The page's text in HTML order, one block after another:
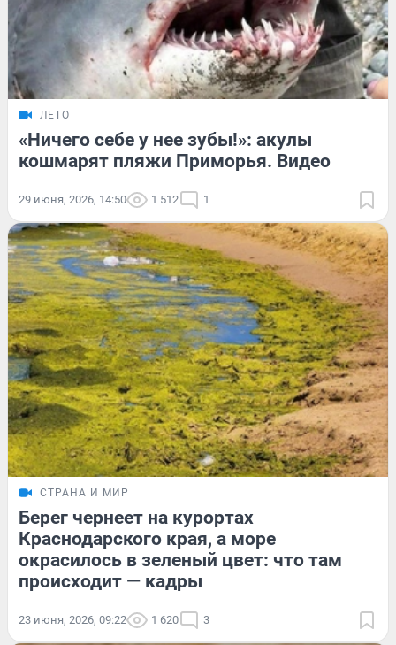
ЛЕТО
«Ничего себе у нее зубы!»: акулы
кошмарят пляжи Приморья. Видео
29 июня, 2026, 14:50 1 512 1
СТРАНА И МИР
Берег чернеет на курортах
Краснодарского края, а море
окрасилось в зеленый цвет: что там
происходит — кадры
23 июня, 2026, 09:22 1 620 3